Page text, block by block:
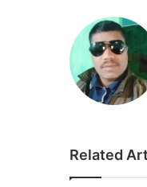
Related